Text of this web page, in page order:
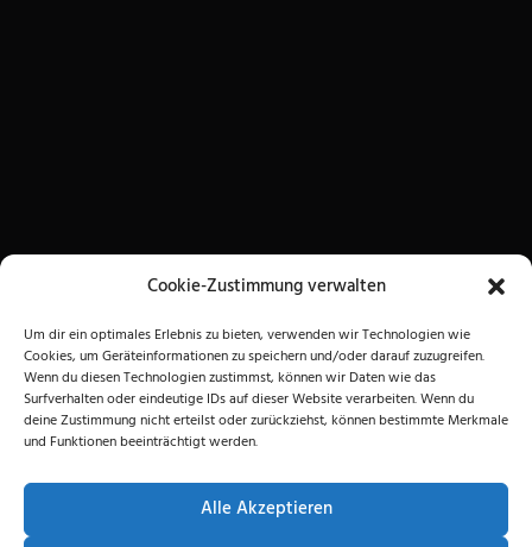
Cookie-Zustimmung verwalten
Um dir ein optimales Erlebnis zu bieten, verwenden wir Technologien wie
Cookies, um Geräteinformationen zu speichern und/oder darauf zuzugreifen.
Wenn du diesen Technologien zustimmst, können wir Daten wie das
Surfverhalten oder eindeutige IDs auf dieser Website verarbeiten. Wenn du
deine Zustimmung nicht erteilst oder zurückziehst, können bestimmte Merkmale
und Funktionen beeinträchtigt werden.
Alle Akzeptieren